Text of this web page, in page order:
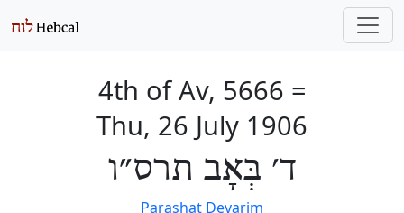
4th of Av, 5666 =
Thu, 26 July 1906
ד׳ בְּאָב תרס״ו
Parashat Devarim